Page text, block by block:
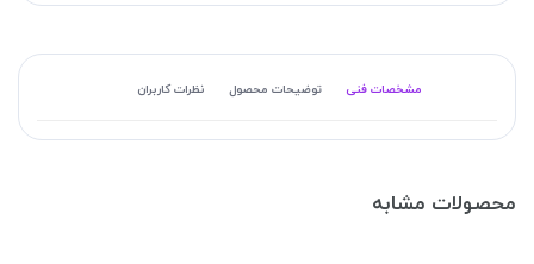
مشخصات فنی توضیحات محصول نظرات کاربران
محصولات مشابه